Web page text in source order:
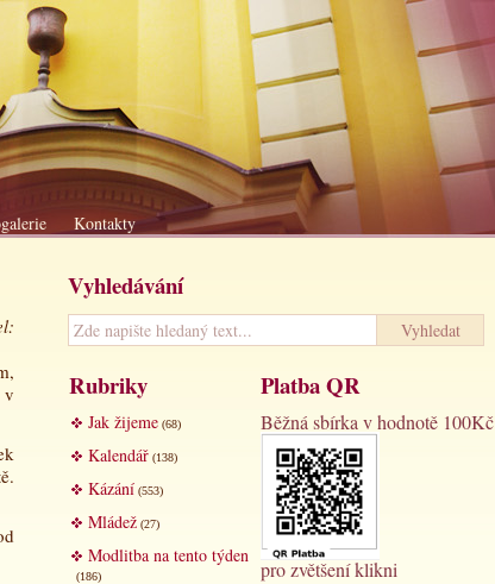
Kontakty
Vyhledávání
Rubriky
Jak žijeme (68)
Kalendář (138)
Kázání (553)
Mládež (27)
Modlitba na tento týden
(186)
Platba QR
Běžná sbírka v hodnotě 100Kč
pro zvětšení klikni